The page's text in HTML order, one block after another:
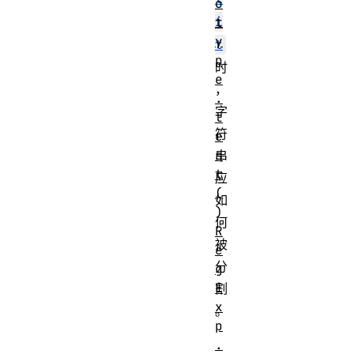
i
t
时
，
字
符
串
应
如
何
被
分
割
。
t
y
p
e
.
t
e
s
t
(
)
R
e
g
E
x
p
.